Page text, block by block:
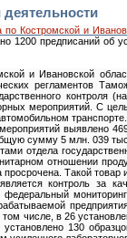
по Костромской и
1200 предписаний
и Ивановской
регламентов
мероприятий. С
транспорте.
выявлено
сумму 5 млн. 039
отдела
отношении
Такой товар
контроль за
федеральный
числе, в 26
130